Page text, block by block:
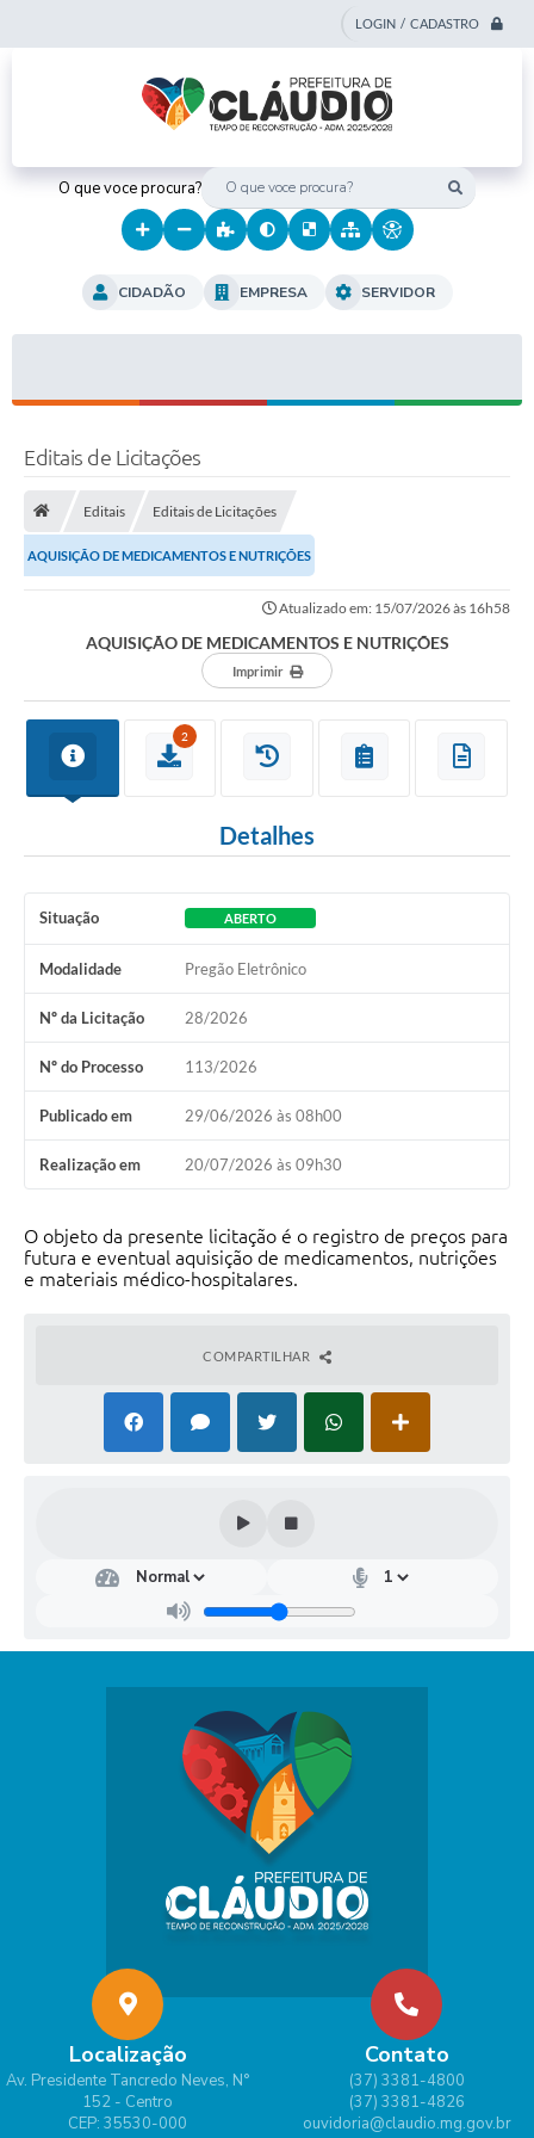
LOGIN / CADASTRO
O que voce procura?
CIDADÃO EMPRESA SERVIDOR
Editais de Licitações
Editais Editais de Licitações
AQUISIÇÃO DE MEDICAMENTOS E NUTRIÇÕES
Atualizado em: 15/07/2026 às 16h58
AQUISIÇÃO DE MEDICAMENTOS E NUTRIÇÕES
Imprimir
2
Detalhes
Situação ABERTO
Modalidade Pregão Eletrônico
Nº da Licitação 28/2026
Nº do Processo 113/2026
Publicado em 29/06/2026 às 08h00
Realização em 20/07/2026 às 09h30
O objeto da presente licitação é o registro de preços para
futura e eventual aquisição de medicamentos, nutrições
e materiais médico-hospitalares.
COMPARTILHAR
Localização
Av. Presidente Tancredo Neves, N°
152 - Centro
CEP: 35530-000
Contato
(37) 3381-4800
(37) 3381-4826
ouvidoria@claudio.mg.gov.br